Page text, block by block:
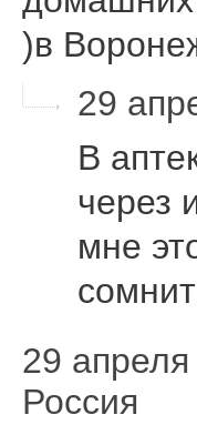
)в
29
В
через
мне
29
Россия